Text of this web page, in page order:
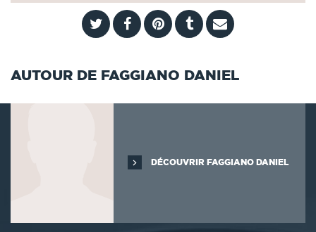
AUTOUR DE FAGGIANO DANIEL
DÉCOUVRIR FAGGIANO DANIEL